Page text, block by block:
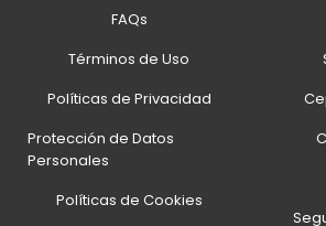
FAQs
Términos de Uso
Políticas de Privacidad
Protección de Datos
Personales
Políticas de Cookies